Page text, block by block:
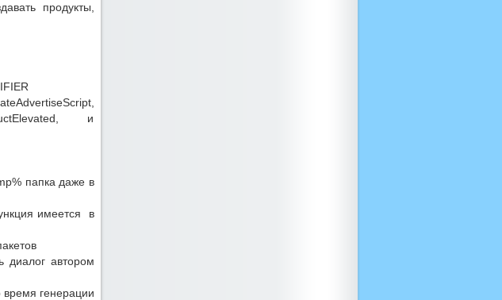
продукты,
и
папка даже в
имеется в
диалог автором
генерации